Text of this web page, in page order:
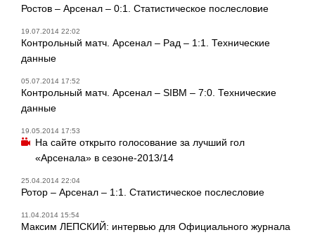
Ростов – Арсенал – 0:1. Статистическое послесловие
19.07.2014 22:02
Контрольный матч. Арсенал – Рад – 1:1. Технические
данные
05.07.2014 17:52
Контрольный матч. Арсенал – SIBM – 7:0. Технические
данные
19.05.2014 17:53
На сайте открыто голосование за лучший гол
«Арсенала» в сезоне-2013/14
25.04.2014 22:04
Ротор – Арсенал – 1:1. Статистическое послесловие
11.04.2014 15:54
Максим ЛЕПСКИЙ: интервью для Официального журнала